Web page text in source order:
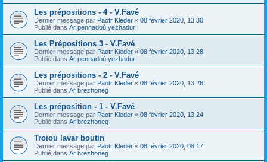
Les prépositions - 4 - V.Favé
Dernier message par Paotr Kleder « 08 février 2020, 13:30
Publié dans Ar pennadoù yezhadur
Les Prépositions 3 - V.Favé
Dernier message par Paotr Kleder « 08 février 2020, 13:28
Publié dans Ar pennadoù yezhadur
Les prépositions - 2 - V.Favé
Dernier message par Paotr Kleder « 08 février 2020, 13:26
Publié dans Ar brezhoneg
Les préposition - 1 - V.Favé
Dernier message par Paotr Kleder « 08 février 2020, 13:24
Publié dans Ar brezhoneg
Troiou lavar boutin
Dernier message par Paotr Kleder « 08 février 2020, 08:17
Publié dans Ar brezhoneg